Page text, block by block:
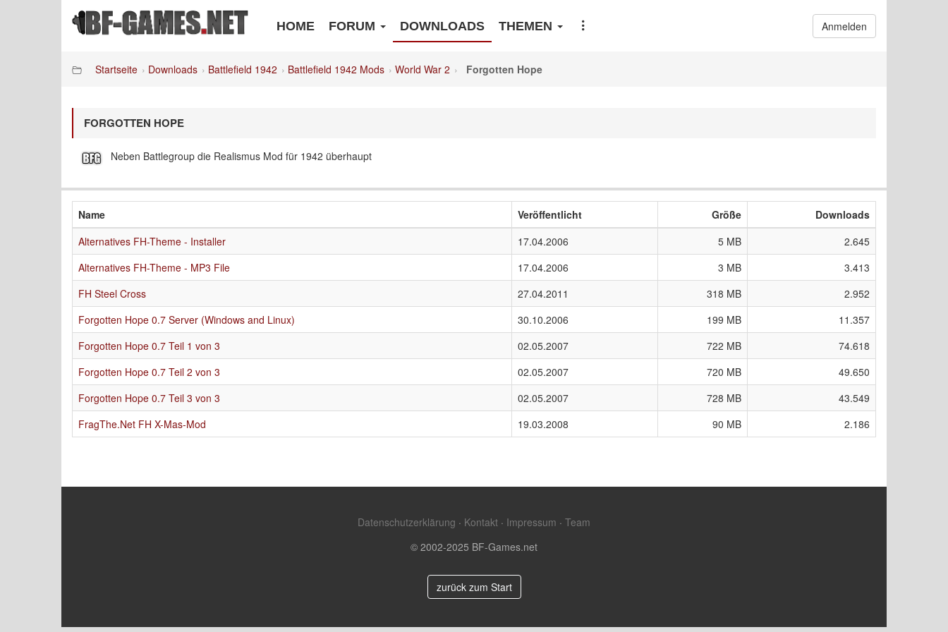
HOME FORUM DOWNLOADS THEMEN Anmelden
Startseite Downloads Battlefield 1942 Battlefield 1942 Mods World War 2 Forgotten Hope
FORGOTTEN HOPE
Neben Battlegroup die Realismus Mod für 1942 überhaupt
Name Veröffentlicht Größe
Downloads
Alternatives FH-Theme - Installer
17.04.2006 5 MB
2.645
Alternatives FH-Theme - MP3 File
17.04.2006 3 MB
3.413
FH Steel Cross
27.04.2011 318 MB
2.952
Forgotten Hope 0.7 Server (Windows and Linux)
30.10.2006 199 MB
11.357
Forgotten Hope 0.7 Teil 1 von 3
02.05.2007 722 MB
74.618
Forgotten Hope 0.7 Teil 2 von 3
02.05.2007 720 MB
49.650
Forgotten Hope 0.7 Teil 3 von 3
02.05.2007 728 MB
43.549
FragThe.Net FH X-Mas-Mod
19.03.2008 90 MB 2.186
Datenschutzerklärung · Kontakt · Impressum · Team
© 2002-2025 BF-Games.net
zurück zum Start